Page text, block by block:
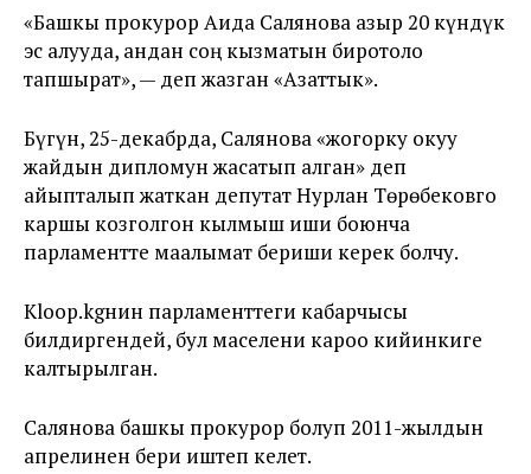
«Башкы прокурор Аида Салянова азыр 20 күндүк
эс алууда, андан соң кызматын биротоло
тапшырат», — деп жазган «Азаттык».
Бүгүн, 25-декабрда, Салянова «жогорку окуу
жайдын дипломун жасатып алган» деп
айыпталып жаткан депутат Нурлан Төрөбековго
каршы козголгон кылмыш иши боюнча
парламентте маалымат бериши керек болчу.
Kloop.kgнин парламенттеги кабарчысы
билдиргендей, бул маселени кароо кийинкиге
калтырылган.
Салянова башкы прокурор болуп 2011-жылдын
апрелинен бери иштеп келет.